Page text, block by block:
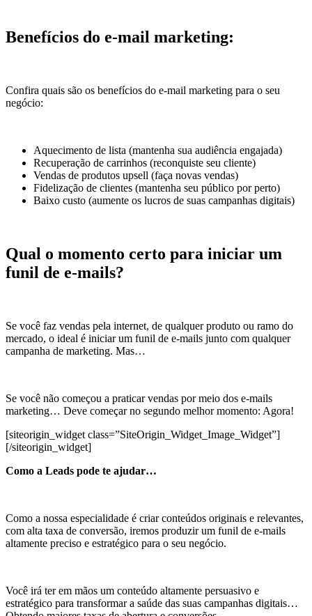
Benefícios do e-mail marketing:
Confira quais são os benefícios do e-mail marketing para o seu
negócio:
Aquecimento de lista (mantenha sua audiência engajada)
Recuperação de carrinhos (reconquiste seu cliente)
Vendas de produtos upsell (faça novas vendas)
Fidelização de clientes (mantenha seu público por perto)
Baixo custo (aumente os lucros de suas campanhas digitais)
Qual o momento certo para iniciar um
funil de e-mails?
Se você faz vendas pela internet, de qualquer produto ou ramo do
mercado, o ideal é iniciar um funil de e-mails junto com qualquer
campanha de marketing. Mas…
Se você não começou a praticar vendas por meio dos e-mails
marketing… Deve começar no segundo melhor momento: Agora!
[siteorigin_widget class=”SiteOrigin_Widget_Image_Widget”]
[/siteorigin_widget]
Como a Leads pode te ajudar…
Como a nossa especialidade é criar conteúdos originais e relevantes,
com alta taxa de conversão, iremos produzir um funil de e-mails
altamente preciso e estratégico para o seu negócio.
Você irá ter em mãos um conteúdo altamente persuasivo e
estratégico para transformar a saúde das suas campanhas digitais…